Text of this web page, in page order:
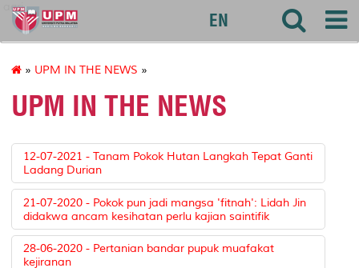
agri
EN
» UPM IN THE NEWS »
UPM IN THE NEWS
12-07-2021 - Tanam Pokok Hutan Langkah Tepat Ganti
Ladang Durian
21-07-2020 - Pokok pun jadi mangsa 'fitnah': Lidah Jin
didakwa ancam kesihatan perlu kajian saintifik
28-06-2020 - Pertanian bandar pupuk muafakat
kejiranan